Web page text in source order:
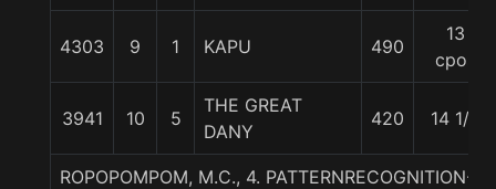
4303 9 1 KAPU 490
13
cpos
3941 10 5
THE GREAT
DANY
420 14 1/2
ROPOPOMPOM, M.C., 4. PATTERNRECOGNITION-